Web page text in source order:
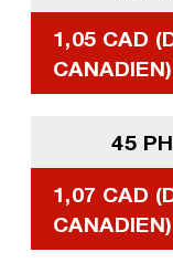
1,05 CAD
CANADIEN)
45
1,07 CAD
CANADIEN)